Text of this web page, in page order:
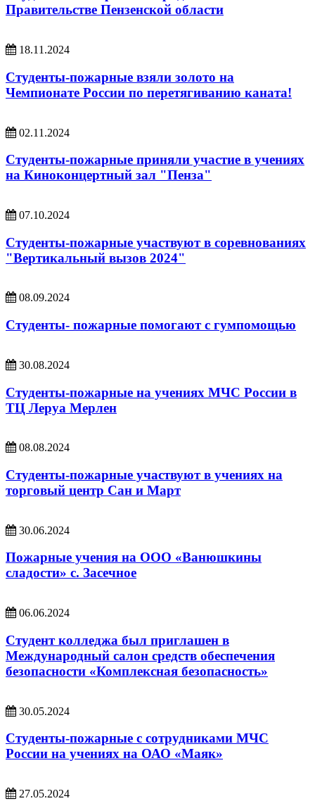
Правительстве Пензенской области
18.11.2024
Студенты-пожарные взяли золото на
Чемпионате России по перетягиванию каната!
02.11.2024
Студенты-пожарные приняли участие в учениях
на Киноконцертный зал "Пенза"
07.10.2024
Студенты-пожарные участвуют в соревнованиях
"Вертикальный вызов 2024"
08.09.2024
Студенты- пожарные помогают с гумпомощью
30.08.2024
Студенты-пожарные на учениях МЧС России в
ТЦ Леруа Мерлен
08.08.2024
Студенты-пожарные участвуют в учениях на
торговый центр Сан и Март
30.06.2024
Пожарные учения на ООО «Ванюшкины
сладости» с. Засечное
06.06.2024
Студент колледжа был приглашен в
Международный салон средств обеспечения
безопасности «Комплексная безопасность»
30.05.2024
Студенты-пожарные с сотрудниками МЧС
России на учениях на ОАО «Маяк»
27.05.2024